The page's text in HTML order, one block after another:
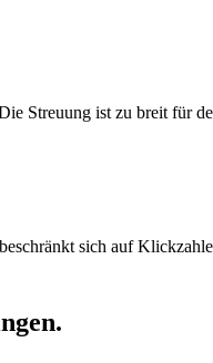
Streuung ist zu breit für
sich auf